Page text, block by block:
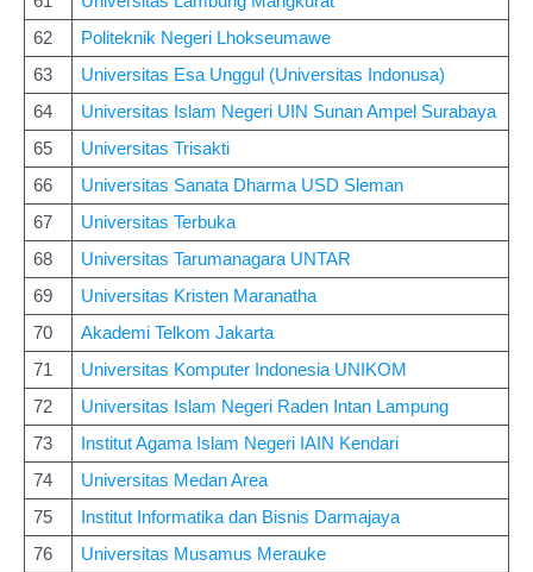
62
Politeknik Negeri Lhokseumawe
63
Universitas Esa Unggul (Universitas Indonusa)
64
Universitas Islam Negeri UIN Sunan Ampel Surabaya
65
Universitas Trisakti
66
Universitas Sanata Dharma USD Sleman
67
Universitas Terbuka
68
Universitas Tarumanagara UNTAR
69
Universitas Kristen Maranatha
70
Akademi Telkom Jakarta
71
Universitas Komputer Indonesia UNIKOM
72
Universitas Islam Negeri Raden Intan Lampung
73
Institut Agama Islam Negeri IAIN Kendari
74
Universitas Medan Area
75
Institut Informatika dan Bisnis Darmajaya
76
Universitas Musamus Merauke